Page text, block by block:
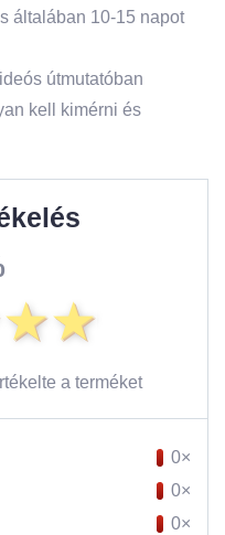
általában 10-15 napot
útmutatóban
kell kimérni és
a terméket
0×
0×
0×